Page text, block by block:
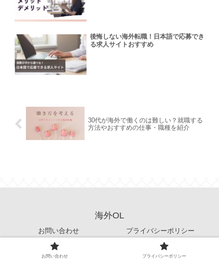
後悔しない海外転職！日本語で応募でき
る求人サイトおすすめ
30代が海外で働くのは難しい？就職する
方法やおすすめの仕事・職種を紹介
海外OL
お問い合わせ プライバシーポリシー
お問い合わせ プライバシーポリシー